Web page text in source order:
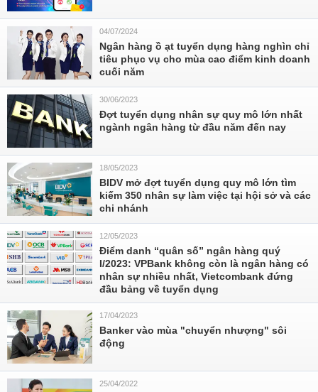
04/07/2024
Ngân hàng ồ ạt tuyển dụng hàng nghìn chỉ
tiêu phục vụ cho mùa cao điểm kinh doanh
cuối năm
30/06/2023
Đợt tuyển dụng nhân sự quy mô lớn nhất
ngành ngân hàng từ đầu năm đến nay
18/05/2023
BIDV mở đợt tuyển dụng quy mô lớn tìm
kiếm 350 nhân sự làm việc tại hội sở và các
chi nhánh
12/05/2023
Điểm danh “quân số” ngân hàng quý
I/2023: VPBank không còn là ngân hàng có
nhân sự nhiều nhất, Vietcombank đứng
đầu bảng về tuyển dụng
17/04/2023
Banker vào mùa "chuyển nhượng" sôi
động
25/04/2022